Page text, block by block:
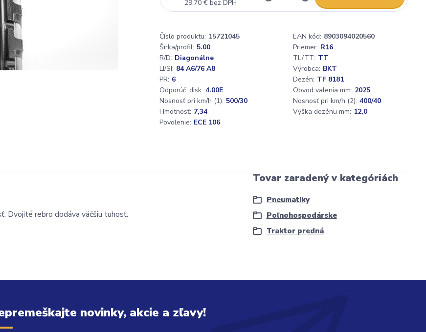
29,70 € bez DPH
Číslo produktu: 15721045 EAN kód: 8903094020560
Šírka/profil: 5.00 Priemer: R16
R/D: Diagonálne TL/TT: TT
LI/SI: 84 A6/76 A8 Výrobca: BKT
PR: 6 Dezén: TF 8181
Odporúč. disk: 4.00E Obvod valenia mm: 2025
Nosnosť pri km/h (1): 500/30 Nosnosť pri km/h (2): 400/40
Hmotnosť: 7,34 Výška dezénu mm: 12,0
Povolenie: ECE 106
Dvojité rebro dodáva väčšiu tuhosť.
Tovar zaradený v kategóriách
Pneumatiky
Poľnohospodárske
Traktor predná
novinky, akcie a zľavy!